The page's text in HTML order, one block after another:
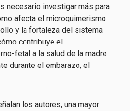
necesario investigar más para
afecta el microquimerismo
y la fortaleza del sistema
contribuye el
fetal a la salud de la madre
durante el embarazo, el
los autores, una mayor